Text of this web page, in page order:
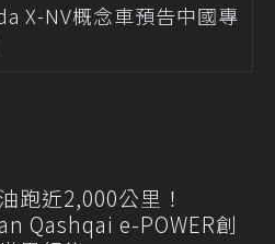
X-NV概念車預告中國專
跑近2,000公里！
Qashqai e-POWER創